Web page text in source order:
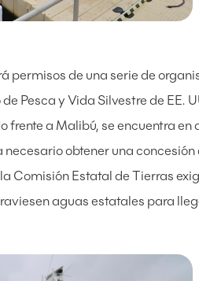
permisos de una serie de
Pesca y Vida Silvestre de EE.
frente a Malibú, se encuentra
obtener una
Comisión Estatal de Tierras
aguas estatales para